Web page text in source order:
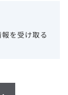
について
情報を提
、正確
用になら
たことよ
を受け取る